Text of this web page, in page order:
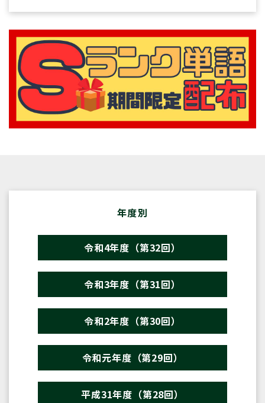
年度別
令和4年度（第32回）
令和3年度（第31回）
令和2年度（第30回）
令和元年度（第29回）
平成31年度（第28回）